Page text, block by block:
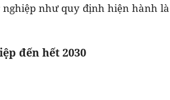
như quy định hiện hành là
đến hết 2030